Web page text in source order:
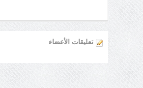
تعليقات الأعضاء